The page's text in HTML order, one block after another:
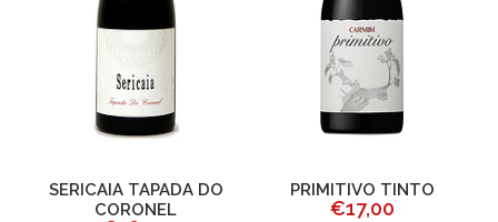
SERICAIA TAPADA DO
CORONEL
PRIMITIVO TINTO
€17,00